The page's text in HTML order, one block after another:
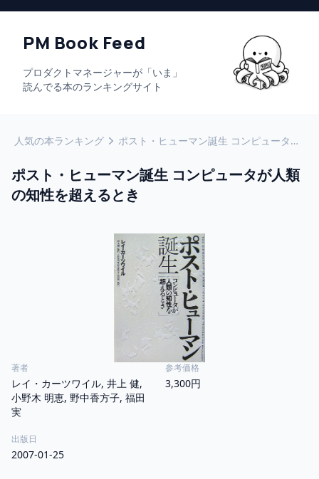
PM Book Feed
プロダクトマネージャーが「いま」
読んでる本のランキングサイト
人気の本ランキング ポスト・ヒューマン誕生 コンピュータが人類の知性を超えるとき
ポスト・ヒューマン誕生 コンピュータが人類
の知性を超えるとき
著者
レイ・カーツワイル, 井上 健,
小野木 明恵, 野中香方子, 福田
実
参考価格
3,300円
出版日
2007-01-25